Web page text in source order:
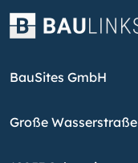
BauSites GmbH
Große